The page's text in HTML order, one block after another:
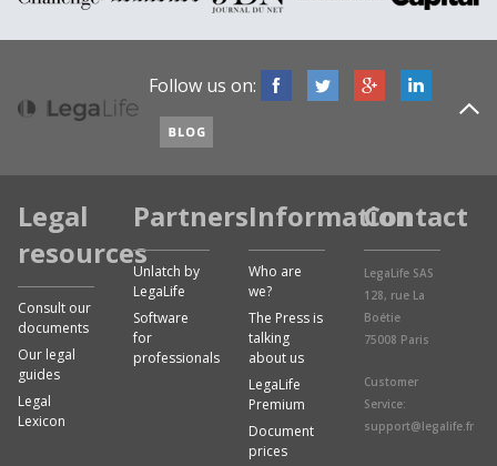
Follow us on:
Legal
resources
Consult our
documents
Our legal
guides
Legal
Lexicon
Partners
Unlatch by
LegaLife
Software
for
professionals
Information
Who are
we?
The Press is
talking
about us
LegaLife
Premium
Document
prices
Contact
LegaLife SAS
128, rue La
Boétie
75008 Paris
Customer
Service:
support@legalife.fr